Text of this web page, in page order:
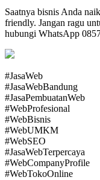
Saatnya bisnis Anda
friendly. Jangan ragu
hubungi WhatsApp
#JasaWeb
#JasaWebBandung
#JasaPembuatanWeb
#WebProfesional
#WebBisnis
#WebUMKM
#WebSEO
#JasaWebTerpercaya
#WebCompanyProfile
#WebTokoOnline